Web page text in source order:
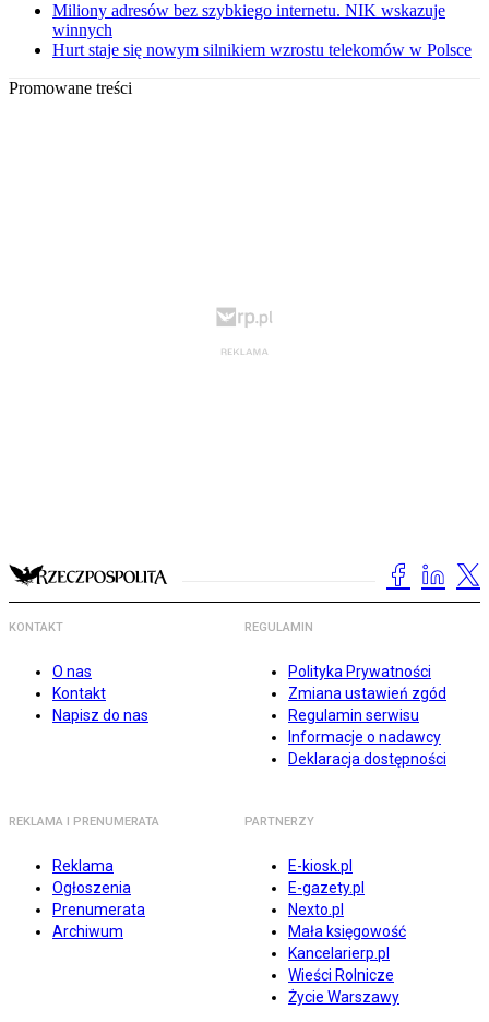
Miliony adresów bez szybkiego internetu. NIK wskazuje
winnych
Hurt staje się nowym silnikiem wzrostu telekomów w Polsce
Promowane treści
KONTAKT
O nas
Kontakt
Napisz do nas
REGULAMIN
Polityka Prywatności
Zmiana ustawień zgód
Regulamin serwisu
Informacje o nadawcy
Deklaracja dostępności
REKLAMA I PRENUMERATA
Reklama
Ogłoszenia
Prenumerata
Archiwum
PARTNERZY
E-kiosk.pl
E-gazety.pl
Nexto.pl
Mała księgowość
Kancelarierp.pl
Wieści Rolnicze
Życie Warszawy